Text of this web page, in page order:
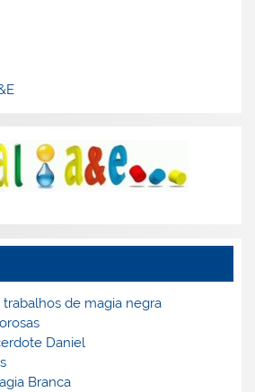
de magia negra
Daniel
Branca